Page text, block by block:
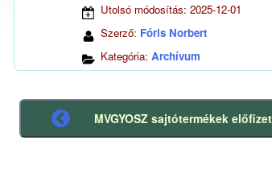
Utolsó módosítás: 2025-12-01
Szerző: Fóris Norbert
Kategória: Archívum
Előző
MVGYOSZ sajtótermékek